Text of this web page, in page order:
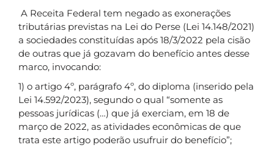
A Receita Federal tem negado as exonerações
tributárias previstas na Lei do Perse (Lei 14.148/2021)
a sociedades constituídas após 18/3/2022 pela cisão
de outras que já gozavam do benefício antes desse
marco, invocando:
1) o artigo 4º, parágrafo 4º, do diploma (inserido pela
Lei 14.592/2023), segundo o qual “somente as
pessoas jurídicas (…) que já exerciam, em 18 de
março de 2022, as atividades econômicas de que
trata este artigo poderão usufruir do benefício”;